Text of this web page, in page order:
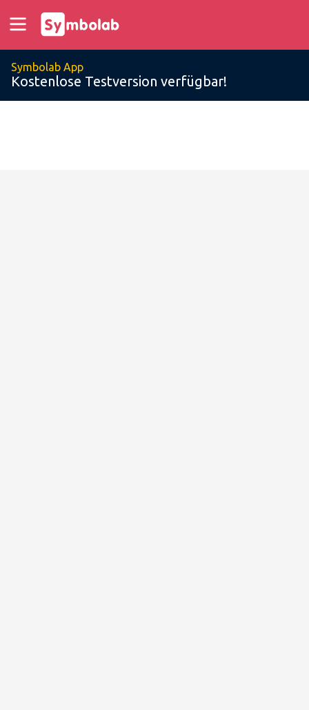
Symbolab App
Kostenlose Testversion verfügbar!